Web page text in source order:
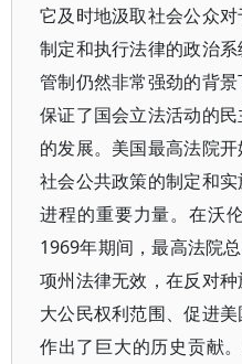
它及时地汲取社会公众
制定和执行法律的政治
管制仍然非常强劲的背
保证了国会立法活动的
的发展。美国最高法院
社会公共政策的制定和
进程的重要力量。在沃
1969年期间，最高法院
项州法律无效，在反对
大公民权利范围、促进
作出了巨大的历史贡献